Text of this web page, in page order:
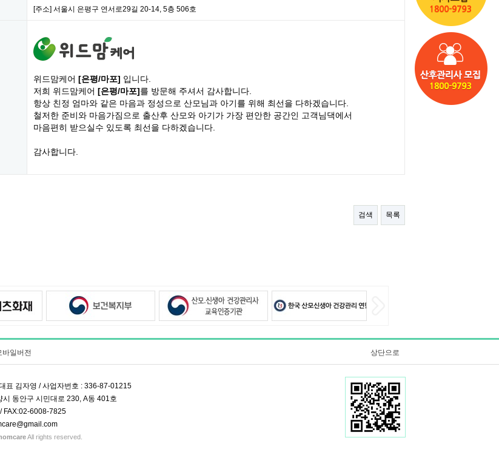
[주소] 서울시 은평구 연서로29길 20-14, 5층 506호
위드맘케어 [은평/마포] 입니다.
저희 위드맘케어 [은평/마포]를 방문해 주셔서 감사합니다.
항상 친정 엄마와 같은 마음과 정성으로 산모님과 아기를 위해 최선을 다하겠습니다.
철저한 준비와 마음가짐으로 출산후 산모와 아기가 가장 편안한 공간인 고객님댁에서
마음편히 받으실수 있도록 최선을 다하겠습니다.
감사합니다.
검색 목록
바일버전 상단으로
표 김자영 / 사업자번호 : 336-87-01215
시 동안구 시민대로 230, A동 401호
FAX:02-6008-7825
All rights reserved.